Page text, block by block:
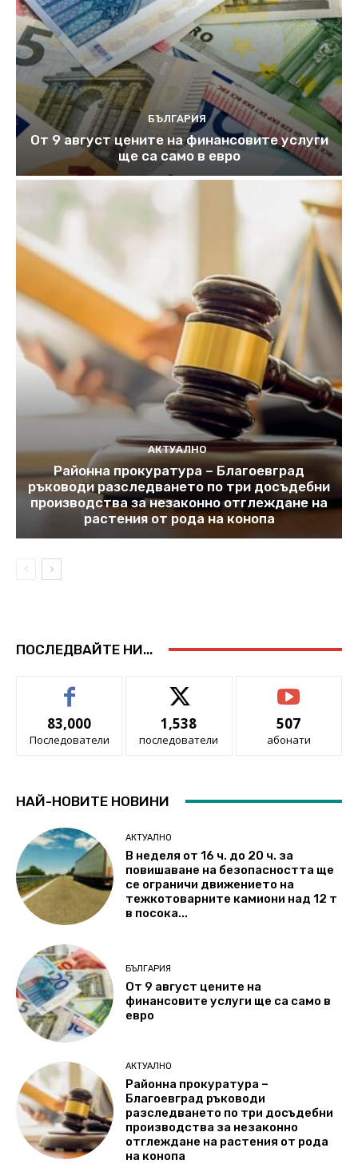
БЪЛГАРИЯ
От 9 август цените на финансовите услуги
ще са само в евро
АКТУАЛНО
Районна прокуратура – Благоевград
ръководи разследването по три досъдебни
производства за незаконно отглеждане на
растения от рода на конопа
ПОСЛЕДВАЙТЕ НИ...
83,000
Последователи
1,538
последователи
507
абонати
НАЙ-НОВИТЕ НОВИНИ
АКТУАЛНО
В неделя от 16 ч. до 20 ч. за
повишаване на безопасността ще
се ограничи движението на
тежкотоварните камиони над 12 т
в посока...
БЪЛГАРИЯ
От 9 август цените на
финансовите услуги ще са само в
евро
АКТУАЛНО
Районна прокуратура –
Благоевград ръководи
разследването по три досъдебни
производства за незаконно
отглеждане на растения от рода
на конопа